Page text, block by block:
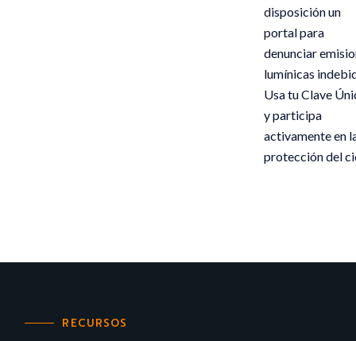
disposición un
portal para
denunciar
lumínicas
Usa tu Clave
y participa
activamente en
protección del
RECURSOS